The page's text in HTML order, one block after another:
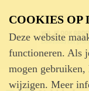
Advertentie
COOKIES OP
Deze website
functioneren. Als
mogen
wijzigen. Meer